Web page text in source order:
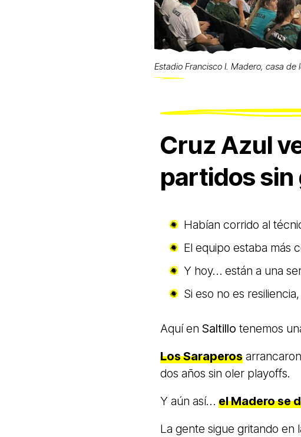
Estadio Francisco I. Madero, casa de
Cruz Azul
partidos sin
Habían corrido al
El equipo estaba más
Y hoy… están a una
Si eso no es
Aquí en Saltillo tenemos
Los Saraperos
dos años sin oler playoffs.
Y aún así… elMaderose
La gente sigue gritando en